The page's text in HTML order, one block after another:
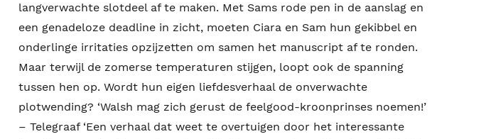
langverwachte slotdeel af te maken. Met Sams rode pen in de aanslag en
een genadeloze deadline in zicht, moeten Ciara en Sam hun gekibbel en
onderlinge irritaties opzijzetten om samen het manuscript af te ronden.
Maar terwijl de zomerse temperaturen stijgen, loopt ook de spanning
tussen hen op. Wordt hun eigen liefdesverhaal de onverwachte
plotwending? ‘Walsh mag zich gerust de feelgood-kroonprinses noemen!’
– Telegraaf ‘Een verhaal dat weet te overtuigen door het interessante